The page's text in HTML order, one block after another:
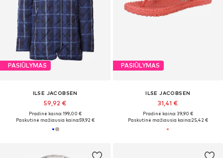
PASIŪLYMAS
ILSE JACOBSEN
59,92 €
Pradinė kaina: 199,00 €
Paskutinė mažiausia kaina:59,92 €
PASIŪLYMAS
ILSE JACOBSEN
31,41 €
Pradinė kaina: 39,90 €
Paskutinė mažiausia kaina:25,42 €